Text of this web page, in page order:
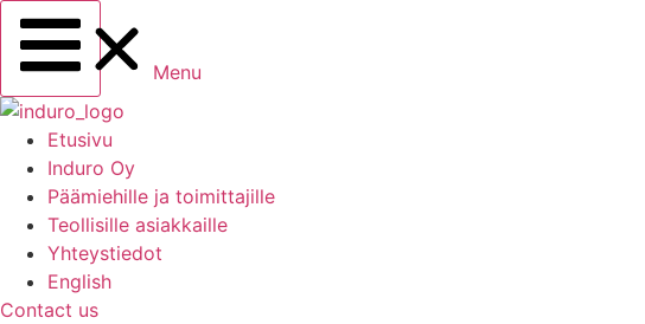
Menu
Etusivu
Induro Oy
Päämiehille ja toimittajille
Teollisille asiakkaille
Yhteystiedot
English
Contact us